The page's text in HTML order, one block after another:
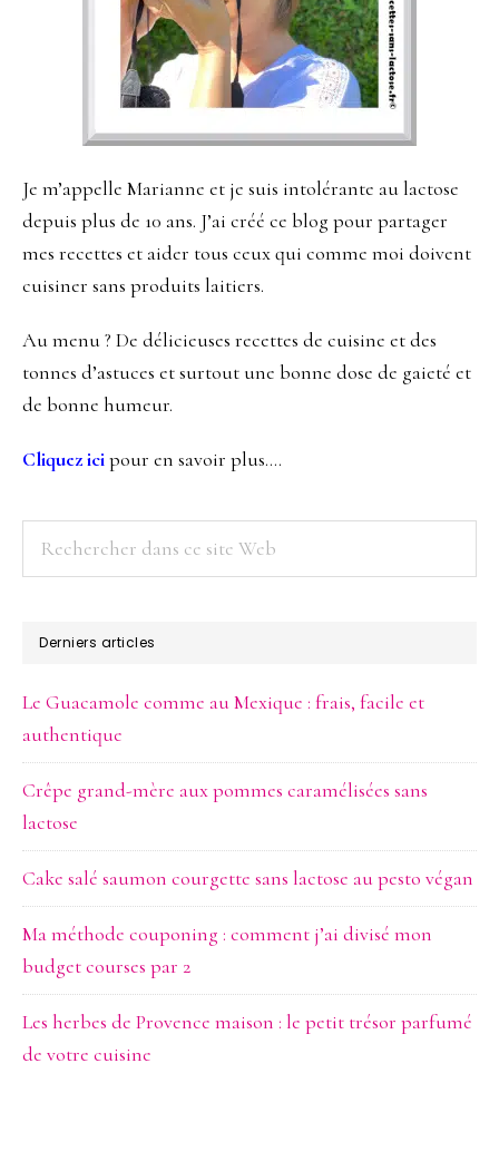
Je m’appelle Marianne et je suis intolérante au lactose
depuis plus de 10 ans. J’ai créé ce blog pour partager
mes recettes et aider tous ceux qui comme moi doivent
cuisiner sans produits laitiers.
Au menu ? De délicieuses recettes de cuisine et des
tonnes d’astuces et surtout une bonne dose de gaieté et
de bonne humeur.
Cliquez icipour en savoir plus….
Rechercher
siteDerniers articles
Le Guacamole comme au Mexique : frais, facile et
authentique
Crêpe grand-mère aux pommes caramélisées sans
lactose
Cake salé saumon courgette sans lactose au pesto végan
Ma méthode couponing : comment j’ai divisé mon
budget courses par 2
Les herbes de Provence maison : le petit trésor parfumé
de votre cuisine